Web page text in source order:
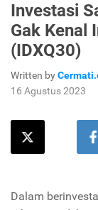
Investasi
Gak Kenal
(IDXQ30)
Written by
16 Agustus 2023
Dalam